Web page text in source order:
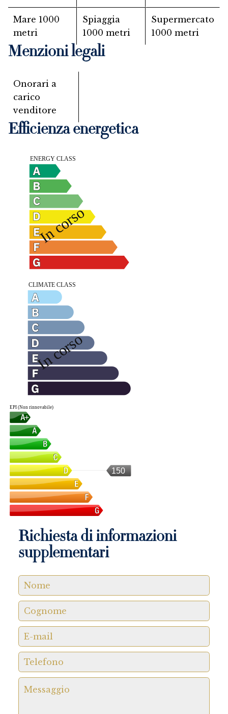
Mare 1000
metri
Spiaggia
1000 metri
Supermercato
1000 metri
Menzioni legali
Onorari a
carico
venditore
Efficienza energetica
EPI (Non rinnovabile)
150
Richiesta di informazioni
supplementari